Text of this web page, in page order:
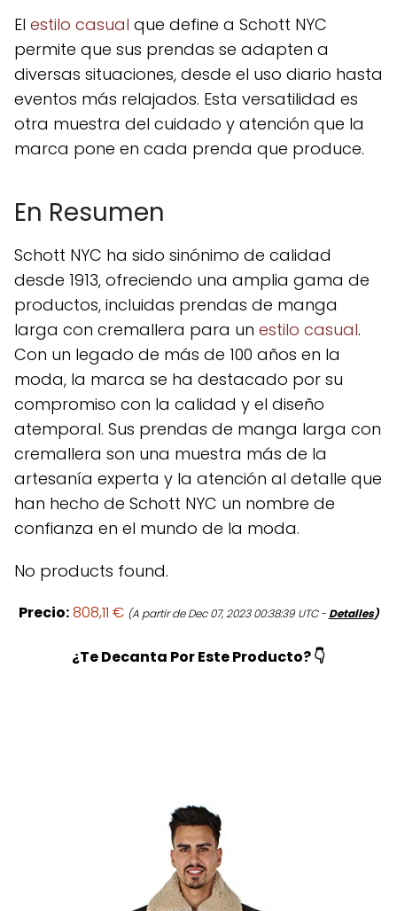
El estilo casual que define a Schott NYC
permite que sus prendas se adapten a
diversas situaciones, desde el uso diario hasta
eventos más relajados. Esta versatilidad es
otra muestra del cuidado y atención que la
marca pone en cada prenda que produce.
En Resumen
Schott NYC ha sido sinónimo de calidad
desde 1913, ofreciendo una amplia gama de
productos, incluidas prendas de manga
larga con cremallera para un estilo casual.
Con un legado de más de 100 años en la
moda, la marca se ha destacado por su
compromiso con la calidad y el diseño
atemporal. Sus prendas de manga larga con
cremallera son una muestra más de la
artesanía experta y la atención al detalle que
han hecho de Schott NYC un nombre de
confianza en el mundo de la moda.
No products found.
Precio:808,11 € (A partir de Dec 07, 2023 00:38:39 UTC -Detalles)
¿Te Decanta Por Este Producto? 👇